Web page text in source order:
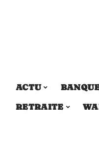
ACTU
RETRAITE